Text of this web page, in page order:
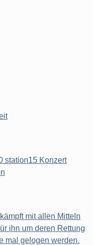
station15 Konzert
mit allen Mitteln
ihn um deren Rettung
mal gelogen werden.